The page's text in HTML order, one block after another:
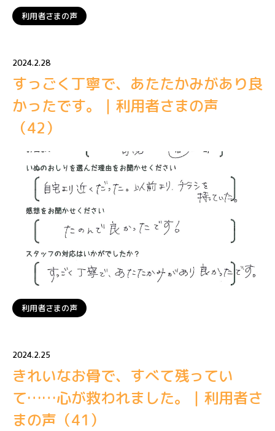
利用者さまの声
2024.2.28
すっごく丁寧で、あたたかみがあり良
かったです。｜利用者さまの声
（42）
利用者さまの声
2024.2.25
きれいなお骨で、すべて残ってい
て……心が救われました。｜利用者さ
まの声（41）